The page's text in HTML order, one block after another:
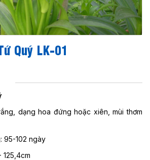
Quý LK-01
dạng hoa đứng hoặc xiên, mùi thơm
95-102 ngày